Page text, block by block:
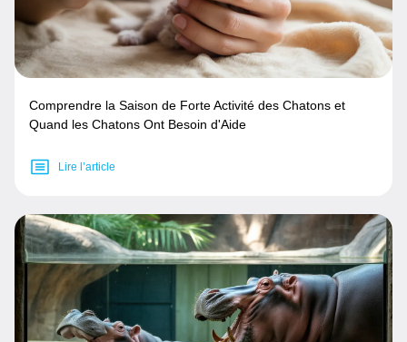
Comprendre la Saison de Forte Activité des Chatons et
Quand les Chatons Ont Besoin d'Aide
Lire l’article